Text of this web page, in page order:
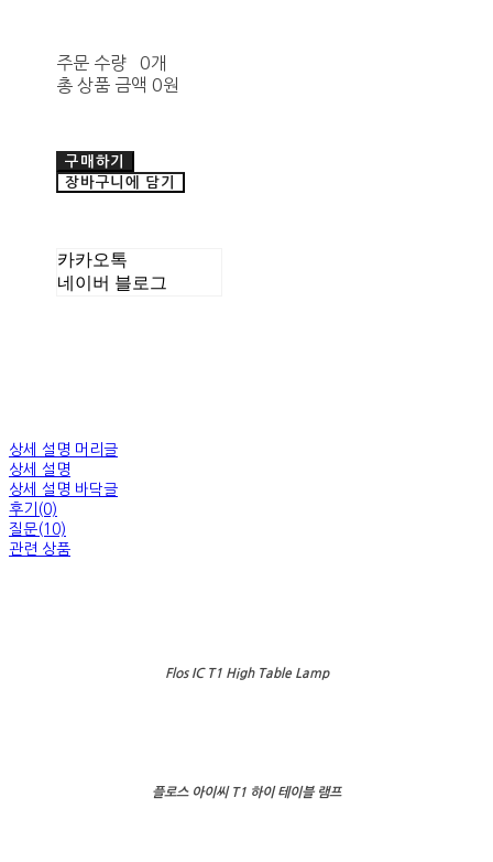
주문 수량
0개
총 상품 금액 0원
구매하기
장바구니에 담기
카카오톡
네이버 블로그
상세 설명 머리글
상세 설명
상세 설명 바닥글
후기(0)
질문(10)
관련 상품
Flos IC T1 High Table Lamp
플로스 아이씨 T1 하이 테이블 램프